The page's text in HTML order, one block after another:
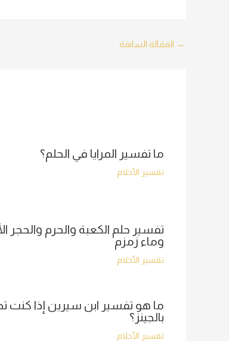
Post
→ المقالة السابقة
ما تفسير المرايا في الحلم؟
تفسير الأحلام
تفسير حلم الكعبة والحرم والحجر
وماء زمزم
تفسير الأحلام
ما هو تفسير ابن سيرين إذا كنت
بالجينز؟
تفسير الأحلام